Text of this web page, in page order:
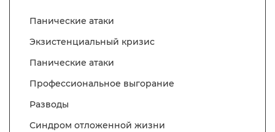
Панические атаки
Экзистенциальный кризис
Панические атаки
Профессиональное выгорание
Разводы
Синдром отложенной жизни